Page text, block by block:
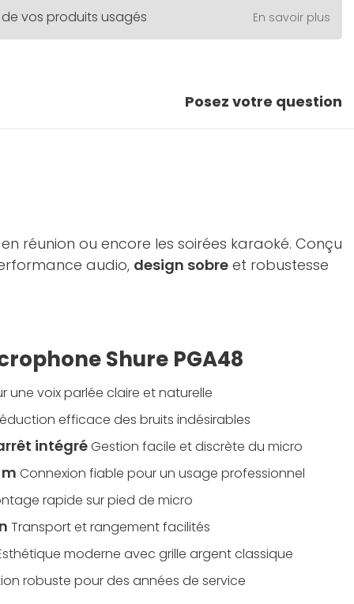
de vos produits usagés En savoir plus
Posez votre question
réunion ou encore les soirées karaoké. Conçu
audio, design sobre et robustesse
Shure PGA48
une voix parlée claire et naturelle
efficace des bruits indésirables
intégréGestion facile et discrète du micro
Connexion fiable pour un usage professionnel
rapide sur pied de micro
Transport et rangement facilités
moderne avec grille argent classique
robuste pour des années de service